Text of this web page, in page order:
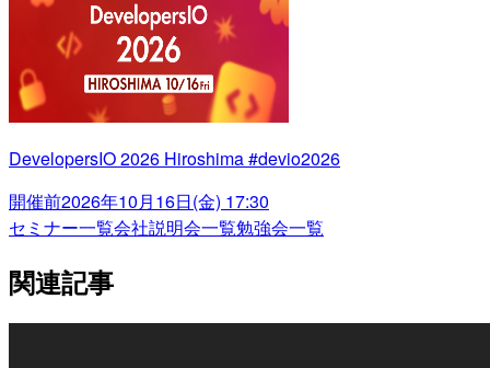
DevelopersIO 2026 Hiroshima #devio2026
開催前2026年10月16日(金) 17:30
セミナー一覧会社説明会一覧勉強会一覧
関連記事